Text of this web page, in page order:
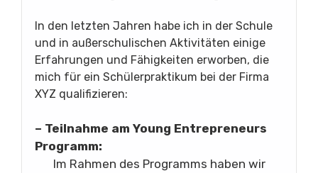
In den letzten Jahren habe ich in der Schule
und in außerschulischen Aktivitäten einige
Erfahrungen und Fähigkeiten erworben, die
mich für ein Schülerpraktikum bei der Firma
XYZ qualifizieren:
– Teilnahme am Young Entrepreneurs
Programm:
Im Rahmen des Programms haben wir